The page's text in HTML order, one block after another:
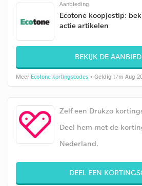
Aanbieding
Ecotone koopjestip:
actie artikelen
BEKIJK DE
Meer Ecotone kortingscodes • Geldig t/m Aug
Zelf een Drukzo
Deel hem met de
Nederland.
DEEL EEN